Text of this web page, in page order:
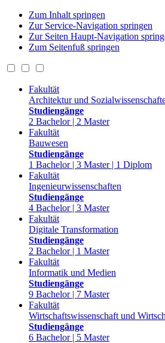
Zum Inhalt springen
Zur Service-Navigation springen
Zur Seiten Haupt-Navigation
Zum Seitenfuß springen
Fakultät
Architektur und
Studiengänge
2 Bachelor | 2 Master
Fakultät
Bauwesen
Studiengänge
1 Bachelor | 3 Master | 1 Diplom
Fakultät
Ingenieurwissenschaften
Studiengänge
4 Bachelor | 3 Master
Fakultät
Digitale Transformation
Studiengänge
2 Bachelor | 1 Master
Fakultät
Informatik und Medien
Studiengänge
9 Bachelor | 7 Master
Fakultät
Wirtschaftswissenschaft und
Studiengänge
6 Bachelor | 5 Master